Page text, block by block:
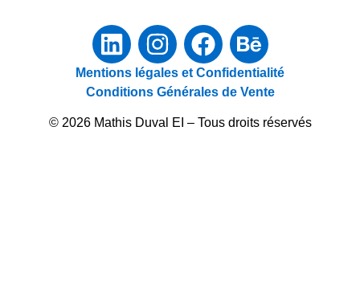
Mentions légales et Confidentialité
Conditions Générales de Vente
© 2026 Mathis Duval EI – Tous droits réservés